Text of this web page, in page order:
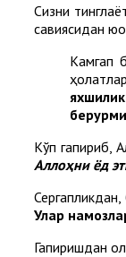
Сизни
савиясидан
Камгап
Кўп гапириб,
Аллоҳни ёд
Улар
Гапиришдан